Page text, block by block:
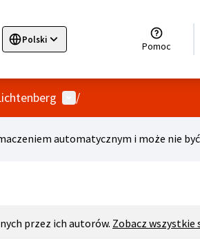
Polski
Sprache wählen Choose languageElegir el
Pomoc
Menu użytkownika
/
automatycznym i może nie być
przez ich autorów. Zobacz wszystkie